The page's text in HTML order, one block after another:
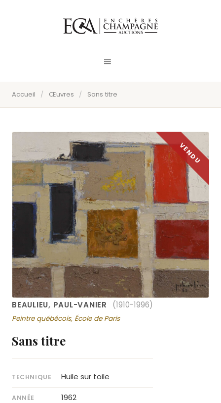
Accueil / Œuvres / Sans titre
BEAULIEU, PAUL-VANIER (1910-1996)
Peintre québécois, École de Paris
Sans titre
TECHNIQUE Huile sur toile
ANNÉE 1962